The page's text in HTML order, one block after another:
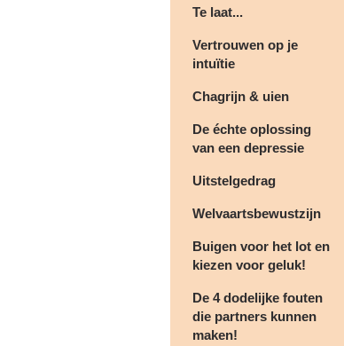
Te laat...
Vertrouwen op je
intuïtie
Chagrijn & uien
De échte oplossing
van een depressie
Uitstelgedrag
Welvaartsbewustzijn
Buigen voor het lot en
kiezen voor geluk!
De 4 dodelijke fouten
die partners kunnen
maken!